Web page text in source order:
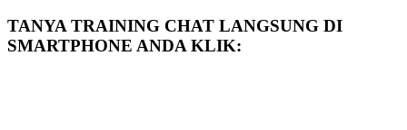
TANYA TRAINING CHAT LANGSUNG DI
SMARTPHONE ANDA KLIK: